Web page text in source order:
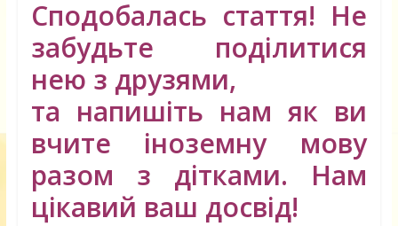
Сподобалась стаття! Не
забудьте поділитися
нею з друзями,
та напишіть нам як ви
вчите іноземну мову
разом з дітками. Нам
цікавий ваш досвід!